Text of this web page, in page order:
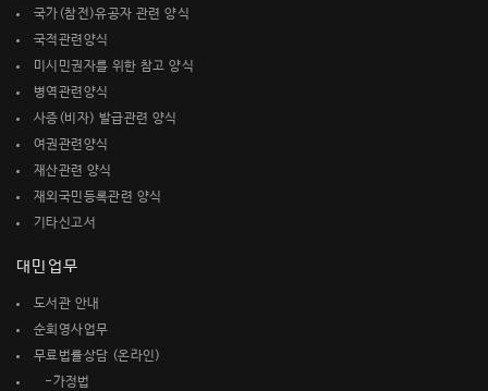
국가(참전)유공자 관련 양식
국적관련양식
미시민권자를 위한 참고 양식
병역관련양식
사증(비자) 발급관련 양식
여권관련양식
재산관련 양식
재외국민등록관련 양식
기타신고서
대민업무
도서관 안내
순회영사업무
무료법률상담 (온라인)
-가정법